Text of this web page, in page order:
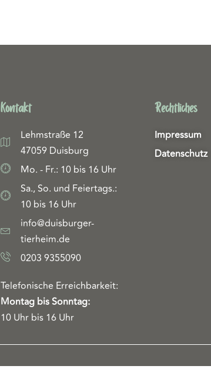
Kontakt
Lehmstraße 12
47059 Duisburg
Mo. - Fr.: 10 bis 16 Uhr
Sa., So. und Feiertags.:
10 bis 16 Uhr
info@duisburger-
tierheim.de
0203 9355090
Telefonische Erreichbarkeit:
Montag bis Sonntag:
10 Uhr bis 16 Uhr
Rechtliches
Impressum
Datenschutz